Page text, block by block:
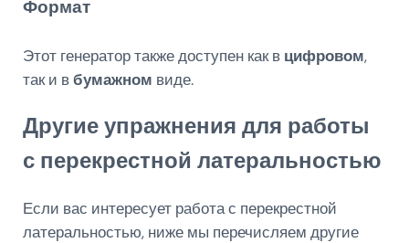
Формат
Этот генератор также доступен как в цифровом,
так и вбумажном виде.
Другие упражнения для работы
с перекрестной латеральностью
Если вас интересует работа с перекрестной
латеральностью, ниже мы перечисляем другие